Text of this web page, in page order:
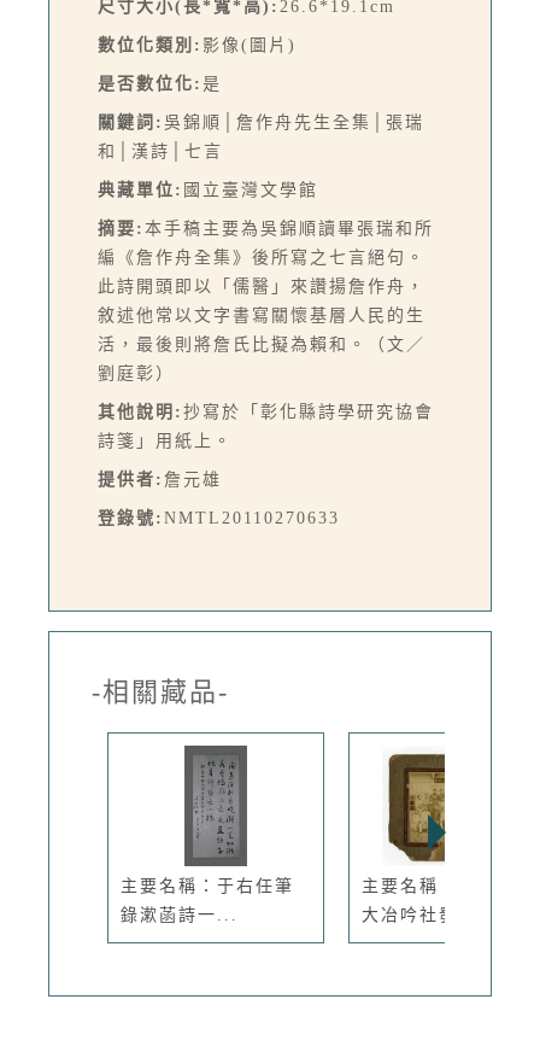
尺寸大小(長*寬*高): 26.6*19.1cm
數位化類別: 影像(圖片)
是否數位化: 是
關鍵詞: 吳錦順│詹作舟先生全集│張瑞
和│漢詩│七言
典藏單位: 國立臺灣文學館
摘要: 本手稿主要為吳錦順讀畢張瑞和所
編《詹作舟全集》後所寫之七言絕句。
此詩開頭即以「儒醫」來讚揚詹作舟，
敘述他常以文字書寫關懷基層人民的生
活，最後則將詹氏比擬為賴和。（文／
劉庭彰）
其他說明: 抄寫於「彰化縣詩學研究協會
詩箋」用紙上。
提供者: 詹元雄
登錄號: NMTL20110270633
-相關藏品-
主要名稱：于右任筆
錄漱菡詩一...
主要名稱：辛酉菊秋
大冶吟社發...